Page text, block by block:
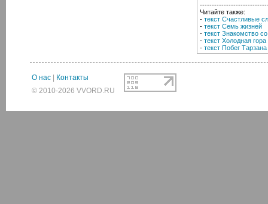
Читайте также:
- текст Счастливые
- текст Семь жизней
- текст Знакомство
- текст Холодная гора
- текст Побег Тарзана
О нас
Контакты
© 2010-2026 VVORD.RU